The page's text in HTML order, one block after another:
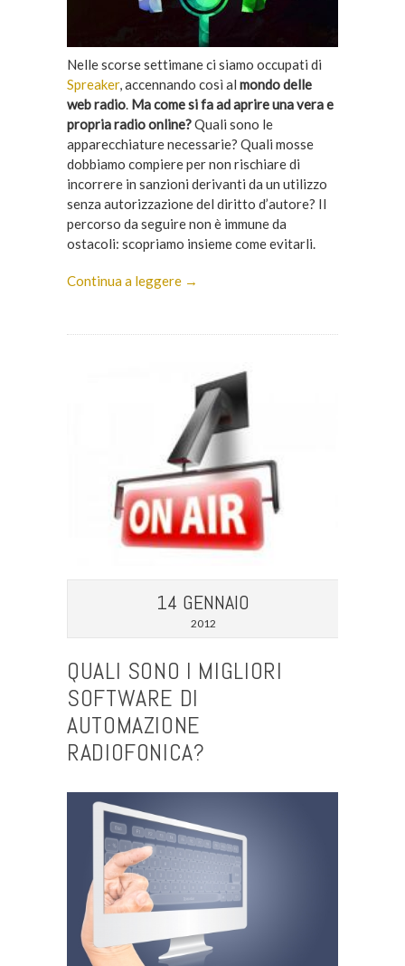
Nelle scorse settimane ci siamo occupati di
Spreaker, accennando così al mondo delle
web radio. Ma come si fa ad aprire una vera e
propria radio online?Quali sono le
apparecchiature necessarie? Quali mosse
dobbiamo compiere per non rischiare di
incorrere in sanzioni derivanti da un utilizzo
senza autorizzazione del diritto d’autore? Il
percorso da seguire non è immune da
ostacoli: scopriamo insieme come evitarli.
Continua a leggere →
14 GENNAIO
2012
QUALI SONO I MIGLIORI
SOFTWARE DI
AUTOMAZIONE
RADIOFONICA?